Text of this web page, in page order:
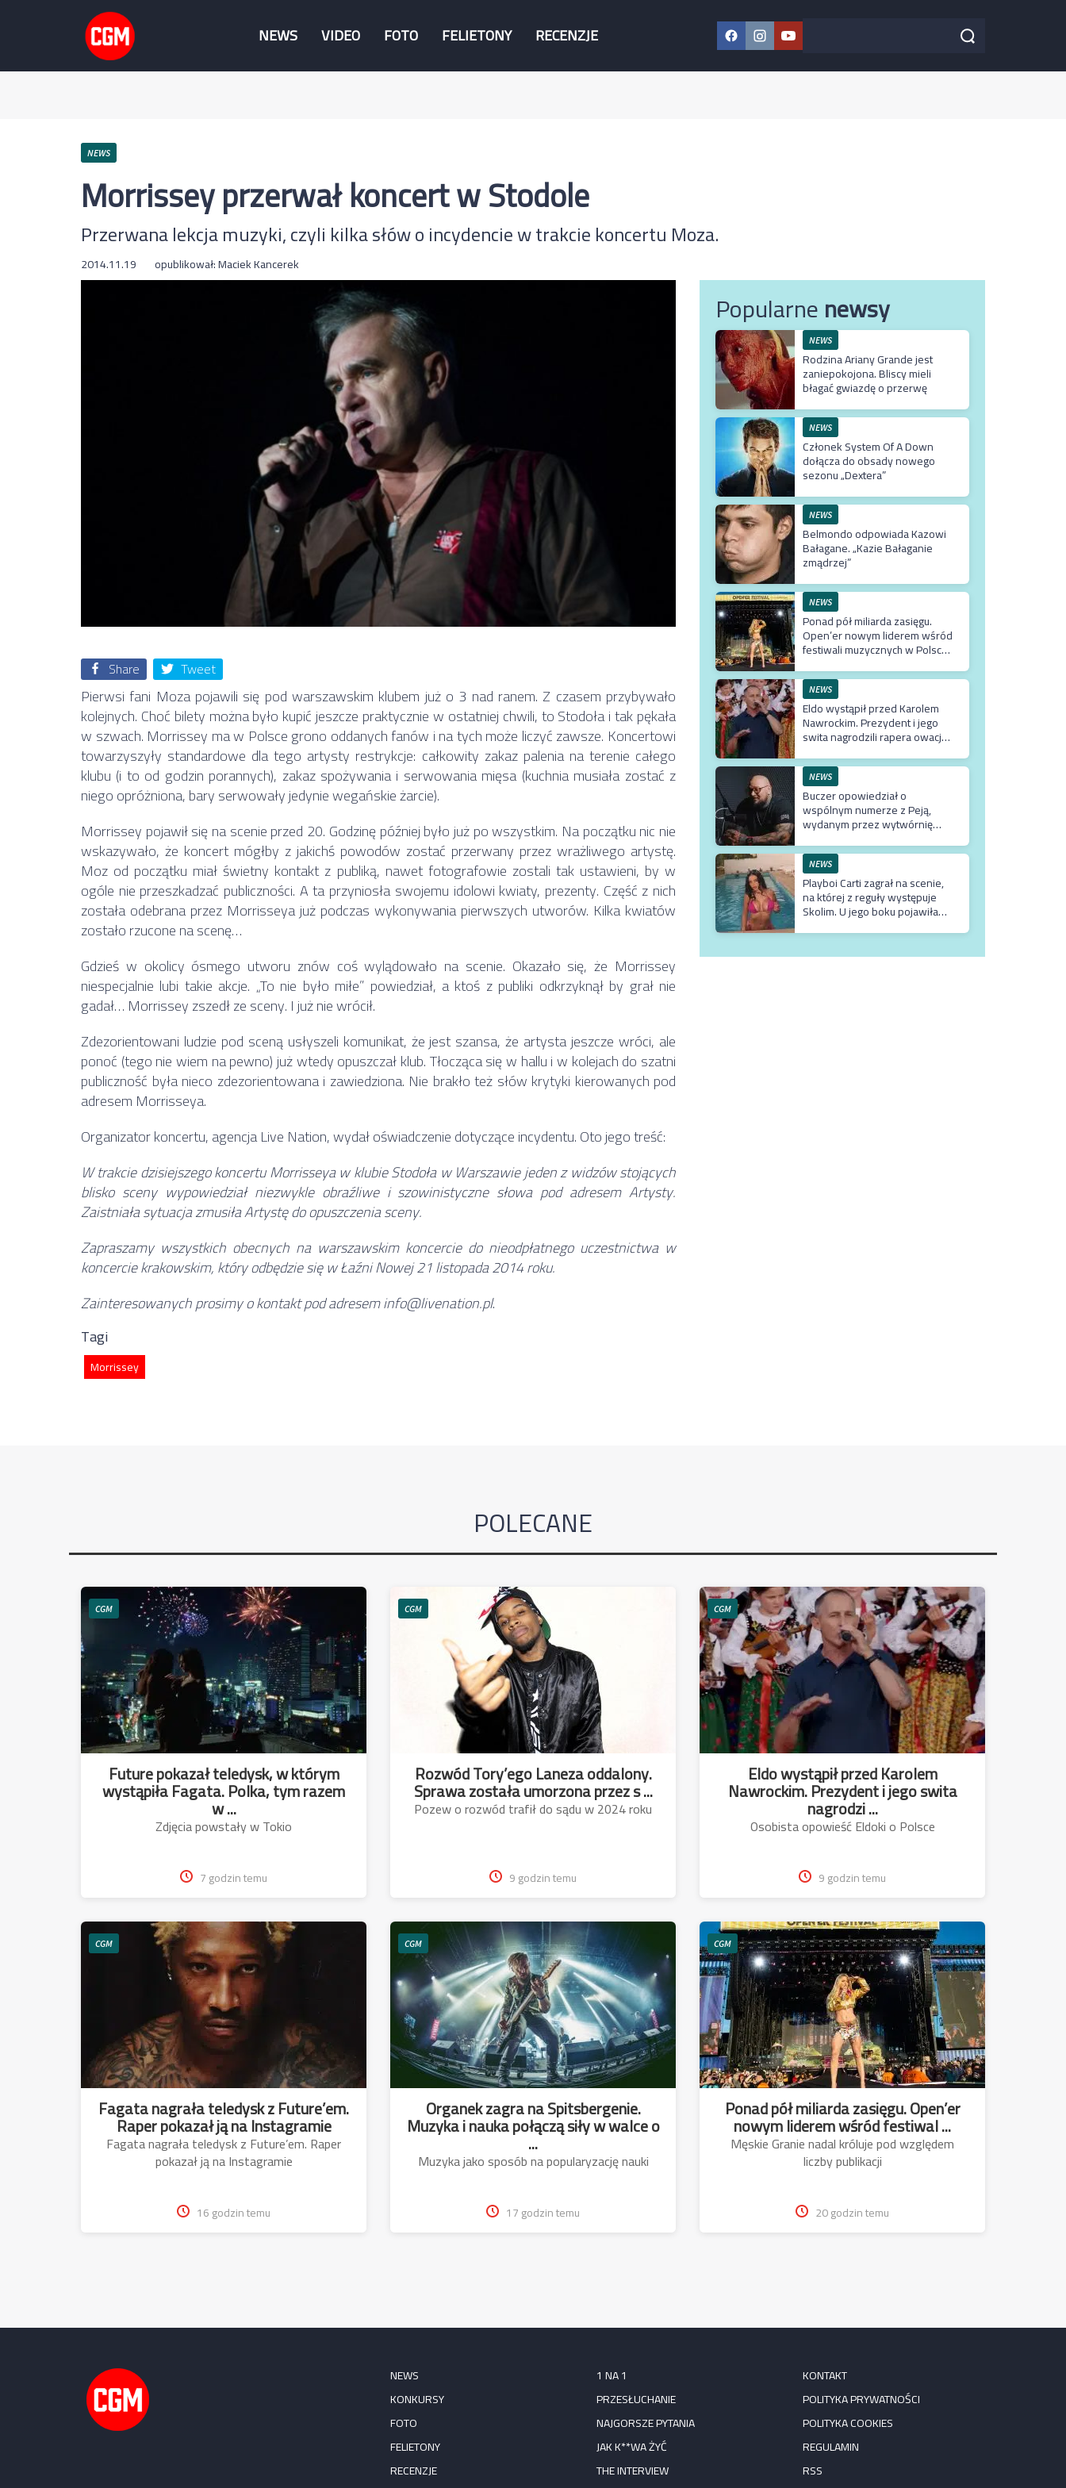
NEWS VIDEO FOTO FELIETONY RECENZJE Facebook
Instagram
YouTube
Szukaj w serwisie Szukaj
NEWS
Morrissey przerwał koncert w Stodole
Przerwana lekcja muzyki, czyli kilka słów o incydencie w trakcie koncertu Moza.
2014.11.19 opublikował:Maciek Kancerek
Share Tweet
Pierwsi fani Moza pojawili się pod warszawskim klubem już o 3 nad ranem. Z czasem przybywało
kolejnych. Choć bilety można było kupić jeszcze praktycznie w ostatniej chwili, to Stodoła i tak pękała
w szwach. Morrissey ma w Polsce grono oddanych fanów i na tych może liczyć zawsze. Koncertowi
towarzyszyły standardowe dla tego artysty restrykcje: całkowity zakaz palenia na terenie całego
klubu (i to od godzin porannych), zakaz spożywania i serwowania mięsa (kuchnia musiała zostać z
niego opróżniona, bary serwowały jedynie wegańskie żarcie).
Morrissey pojawił się na scenie przed 20. Godzinę później było już po wszystkim. Na początku nic nie
wskazywało, że koncert mógłby z jakichś powodów zostać przerwany przez wrażliwego artystę.
Moz od początku miał świetny kontakt z publiką, nawet fotografowie zostali tak ustawieni, by w
ogóle nie przeszkadzać publiczności. A ta przyniosła swojemu idolowi kwiaty, prezenty. Część z nich
została odebrana przez Morrisseya już podczas wykonywania pierwszych utworów. Kilka kwiatów
zostało rzucone na scenę…
Gdzieś w okolicy ósmego utworu znów coś wylądowało na scenie. Okazało się, że Morrissey
niespecjalnie lubi takie akcje. „To nie było miłe” powiedział, a ktoś z publiki odkrzyknął by grał nie
gadał… Morrissey zszedł ze sceny. I już nie wrócił.
Zdezorientowani ludzie pod sceną usłyszeli komunikat, że jest szansa, że artysta jeszcze wróci, ale
ponoć (tego nie wiem na pewno) już wtedy opuszczał klub. Tłocząca się w hallu i w kolejach do szatni
publiczność była nieco zdezorientowana i zawiedziona. Nie brakło też słów krytyki kierowanych pod
adresem Morrisseya.
Organizator koncertu, agencja Live Nation, wydał oświadczenie dotyczące incydentu. Oto jego treść:
W trakcie dzisiejszego koncertu Morrisseya w klubie Stodoła w Warszawie jeden z widzów stojących
blisko sceny wypowiedział niezwykle obraźliwe i szowinistyczne słowa pod adresem Artysty.
Zaistniała sytuacja zmusiła Artystę do opuszczenia sceny.
Zapraszamy wszystkich obecnych na warszawskim koncercie do nieodpłatnego uczestnictwa w
koncercie krakowskim, który odbędzie się w Łaźni Nowej 21 listopada 2014 roku.
Zainteresowanych prosimy o kontakt pod adresem info@livenation.pl.
Tagi
Morrissey
Popularnenewsy
NEWS
Rodzina Ariany Grande jest
zaniepokojona. Bliscy mieli
błagać gwiazdę o przerwę
NEWS
Członek System Of A Down
dołącza do obsady nowego
sezonu „Dextera”
NEWS
Belmondo odpowiada Kazowi
Bałagane. „Kazie Bałaganie
zmądrzej”
NEWS
Ponad pół miliarda zasięgu.
Open’er nowym liderem wśród
festiwali muzycznych w Polsce.
NEWS
Eldo wystąpił przed Karolem
Nawrockim. Prezydent i jego
swita nagrodzili rapera owacją
NEWS
Buczer opowiedział o
wspólnym numerze z Peją,
wydanym przez wytwórnię
dlaczego klip z Rychem zniknął
z kanału Wielkie Joł
NEWS
Playboi Carti zagrał na scenie,
na której z reguły występuje
Skolim. U jego boku pojawiła
POLECANE
CGM
Future pokazał teledysk, w którym
wystąpiła Fagata. Polka, tym razem
w ...
Zdjęcia powstały w Tokio
7 godzin temu
CGM
Rozwód Tory’ego Laneza oddalony.
Sprawa została umorzona przez s ...
Pozew o rozwód trafił do sądu w 2024 roku
9 godzin temu
CGM
Eldo wystąpił przed Karolem
Nawrockim. Prezydent i jego swita
nagrodzi ...
Osobista opowieść Eldoki o Polsce
9 godzin temu
CGM
Fagata nagrała teledysk z Future’em.
Raper pokazał ją na Instagramie
Fagata nagrała teledysk z Future’em. Raper
pokazał ją na Instagramie
16 godzin temu
CGM
Organek zagra na Spitsbergenie.
Muzyka i nauka połączą siły w walce o
...
Muzyka jako sposób na popularyzację nauki
17 godzin temu
CGM
Ponad pół miliarda zasięgu. Open’er
nowym liderem wśród festiwal ...
Męskie Granie nadal króluje pod względem
liczby publikacji
20 godzin temu
NEWS
KONKURSY
FOTO
FELIETONY
RECENZJE
1 NA 1
PRZESŁUCHANIE
NAJGORSZE PYTANIA
JAK K**WA ŻYĆ
THE INTERVIEW
KONTAKT
POLITYKA PRYWATNOŚCI
POLITYKA COOKIES
REGULAMIN
RSS